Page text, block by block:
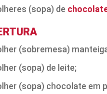
(sopa) de
(sobremesa)
(sopa) de leite;
(sopa) chocolate em